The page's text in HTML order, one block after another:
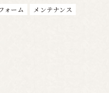
ォーム メンテナンス